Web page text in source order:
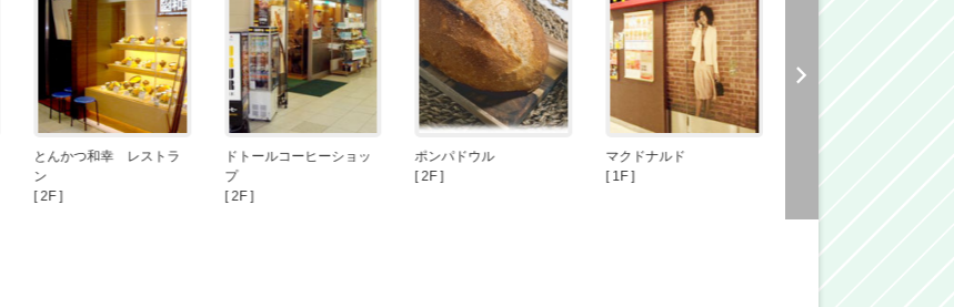
とんかつ和幸 レストラ
ン
[ 2F ]
ドトールコーヒーショッ
プ
[ 2F ]
ポンパドウル
[ 2F ]
マクドナルド
[ 1F ]